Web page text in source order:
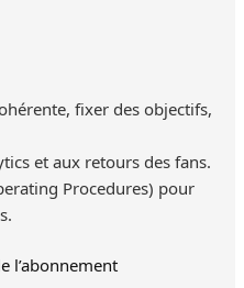
fixer des objectifs,
et aux retours des fans.
Procedures) pour
l’abonnement